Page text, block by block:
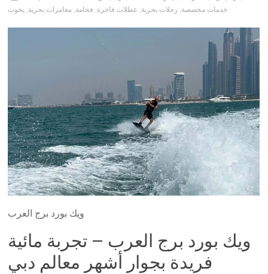
خدمات مخصصة, رحلات بحرية, عطلات فاخرة, فخامة, مغامرات بحرية, يخوت
ويك بورد برج العرب
ويك بورد برج العرب – تجربة مائية
فريدة بجوار أشهر معالم دبي